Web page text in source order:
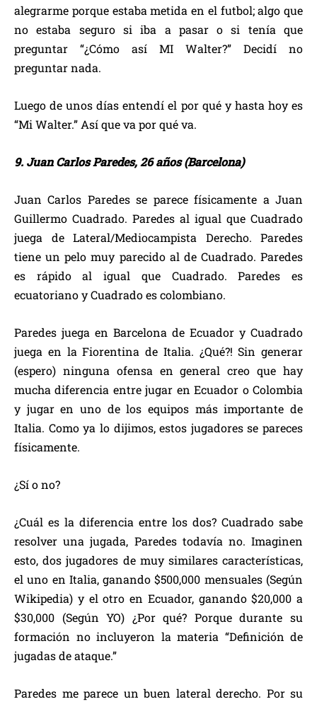
alegrarme porque estaba metida en el futbol; algo que
no estaba seguro si iba a pasar o si tenía que
preguntar “¿Cómo así MI Walter?” Decidí no
preguntar nada.
Luego de unos días entendí el por qué y hasta hoy es
“Mi Walter.” Así que va por qué va.
9. Juan Carlos Paredes, 26 años (Barcelona)
Juan Carlos Paredes se parece físicamente a Juan
Guillermo Cuadrado. Paredes al igual que Cuadrado
juega de Lateral/Mediocampista Derecho. Paredes
tiene un pelo muy parecido al de Cuadrado. Paredes
es rápido al igual que Cuadrado. Paredes es
ecuatoriano y Cuadrado es colombiano.
Paredes juega en Barcelona de Ecuador y Cuadrado
juega en la Fiorentina de Italia. ¿Qué?! Sin generar
(espero) ninguna ofensa en general creo que hay
mucha diferencia entre jugar en Ecuador o Colombia
y jugar en uno de los equipos más importante de
Italia. Como ya lo dijimos, estos jugadores se pareces
físicamente.
¿Sí o no?
¿Cuál es la diferencia entre los dos? Cuadrado sabe
resolver una jugada, Paredes todavía no. Imaginen
esto, dos jugadores de muy similares características,
el uno en Italia, ganando $500,000 mensuales (Según
Wikipedia) y el otro en Ecuador, ganando $20,000 a
$30,000 (Según YO) ¿Por qué? Porque durante su
formación no incluyeron la materia “Definición de
jugadas de ataque.”
Paredes me parece un buen lateral derecho. Por su